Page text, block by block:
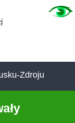
Zdroju